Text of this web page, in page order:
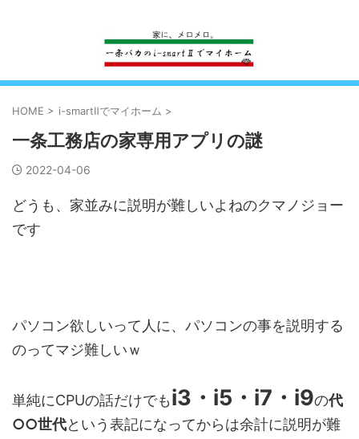
HOME > i-smartⅡでマイホーム >
一条工務店の家専用アプリの謎
2022-04-06
どうも、家並みに説明が難しいよねのクマノジョー
です
パソコン欲しいって人に、パソコンの事を説明する
のってマジ難しいｗ
単純にCPUの話だけでもi3・i5・i7・i9の代
○○世代という表記になってからは余計に説明が難